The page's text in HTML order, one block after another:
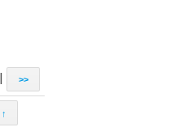
>>
↑